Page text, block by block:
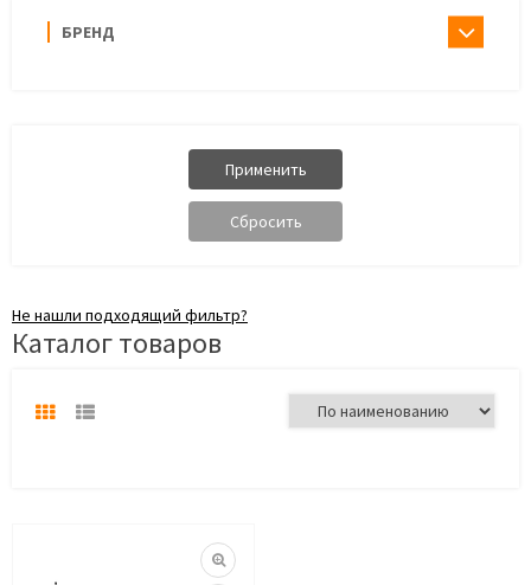
БРЕНД
Не нашли подходящий фильтр?
Каталог товаров